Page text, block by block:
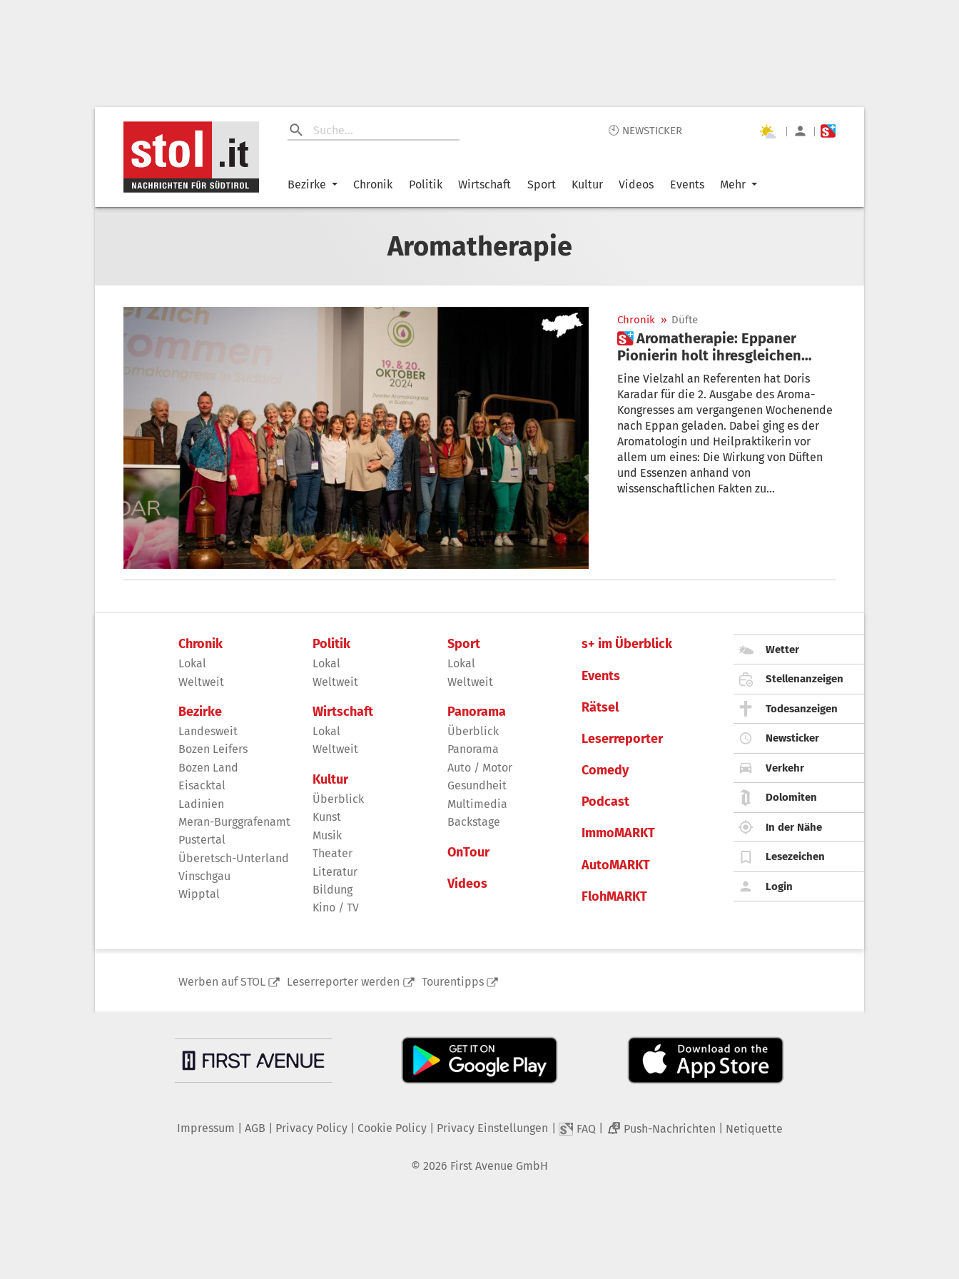
🕙 NEWSTICKER | |
Bezirke Chronik Politik Wirtschaft Sport Kultur Videos Events Mehr
Aromatherapie
Chronik » Düfte
 Aromatherapie: Eppaner
Pionierin holt ihresgleichen
nach Südtirol
Eine Vielzahl an Referenten hat Doris
Karadar für die 2. Ausgabe des Aroma-
Kongresses am vergangenen Wochenende
nach Eppan geladen. Dabei ging es der
Aromatologin und Heilpraktikerin vor
allem um eines: Die Wirkung von Düften
und Essenzen anhand von
wissenschaftlichen Fakten zu
Chronik
Lokal
Weltweit
Bezirke
Landesweit
Bozen Leifers
Bozen Land
Eisacktal
Ladinien
Meran-Burggrafenamt
Pustertal
Überetsch-Unterland
Vinschgau
Wipptal
Politik
Lokal
Weltweit
Wirtschaft
Lokal
Weltweit
Kultur
Überblick
Kunst
Musik
Theater
Literatur
Bildung
Kino / TV
Sport
Lokal
Weltweit
Panorama
Überblick
Panorama
Auto / Motor
Gesundheit
Multimedia
Backstage
OnTour
Videos
s+ im Überblick
Events
Rätsel
Leserreporter
Comedy
Podcast
ImmoMARKT
AutoMARKT
FlohMARKT
Wetter
Stellenanzeigen
Todesanzeigen
Newsticker
Verkehr
Dolomiten
In der Nähe
Lesezeichen
Login
Werben auf STOL Leserreporter werden Tourentipps
Impressum AGB Privacy Policy| Cookie Policy| Privacy Einstellungen FAQ 2 Push-Nachrichten Netiquette
© 2026 First Avenue GmbH